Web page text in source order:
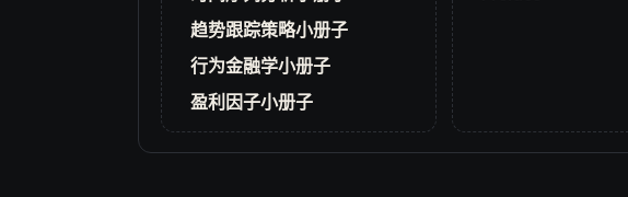
趋势跟踪策略小册子
行为金融学小册子
盈利因子小册子